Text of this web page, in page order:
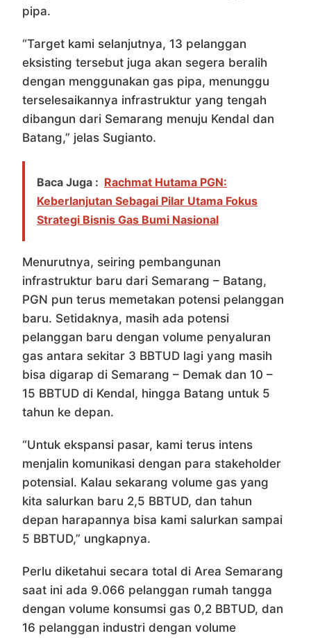
pipa.
“Target kami selanjutnya, 13 pelanggan
eksisting tersebut juga akan segera beralih
dengan menggunakan gas pipa, menunggu
terselesaikannya infrastruktur yang tengah
dibangun dari Semarang menuju Kendal dan
Batang,” jelas Sugianto.
Baca Juga : Rachmat Hutama PGN:
Keberlanjutan Sebagai Pilar Utama Fokus
Strategi Bisnis Gas Bumi Nasional
Menurutnya, seiring pembangunan
infrastruktur baru dari Semarang – Batang,
PGN pun terus memetakan potensi pelanggan
baru. Setidaknya, masih ada potensi
pelanggan baru dengan volume penyaluran
gas antara sekitar 3 BBTUD lagi yang masih
bisa digarap di Semarang – Demak dan 10 –
15 BBTUD di Kendal, hingga Batang untuk 5
tahun ke depan.
“Untuk ekspansi pasar, kami terus intens
menjalin komunikasi dengan para stakeholder
potensial. Kalau sekarang volume gas yang
kita salurkan baru 2,5 BBTUD, dan tahun
depan harapannya bisa kami salurkan sampai
5 BBTUD,” ungkapnya.
Perlu diketahui secara total di Area Semarang
saat ini ada 9.066 pelanggan rumah tangga
dengan volume konsumsi gas 0,2 BBTUD, dan
16 pelanggan industri dengan volume